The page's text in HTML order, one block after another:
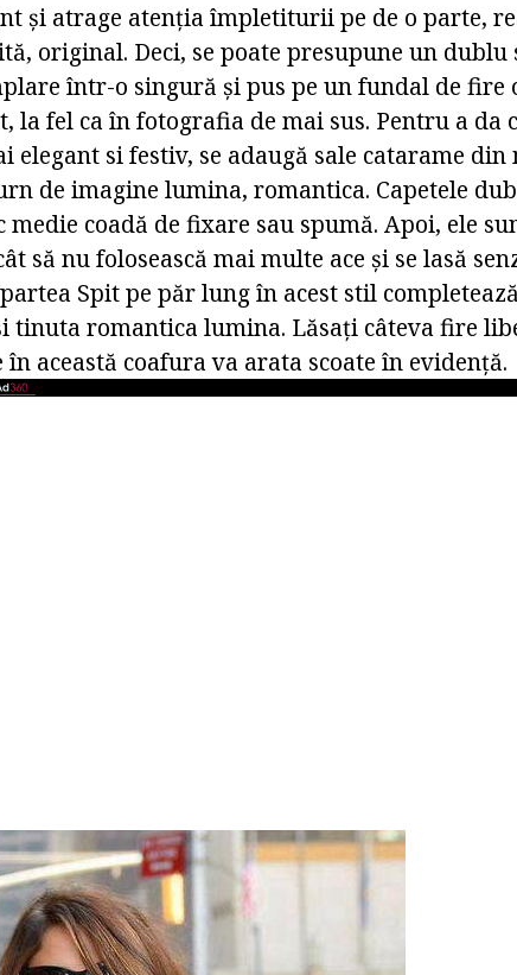
și atrage atenția împletiturii pe de o parte,
original. Deci, se poate presupune un
într-o singură și pus pe un fundal de fire
la fel ca în fotografia de mai sus. Pentru a da
elegant si festiv, se adaugă sale catarame din
de imagine lumina, romantica. Capetele
medie coadă de fixare sau spumă. Apoi, ele
să nu folosească mai multe ace și se lasă
Spit pe păr lung în acest stil
tinuta romantica lumina. Lăsați câteva fire
această coafura va arata scoate în evidență.